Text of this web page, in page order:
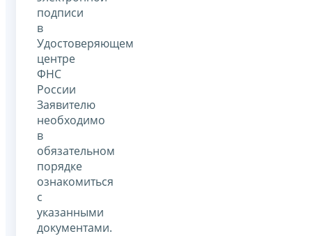
подписи
в
Удостоверяющем
центре
ФНС
России
Заявителю
необходимо
в
обязательном
порядке
ознакомиться
с
указанными
документами.